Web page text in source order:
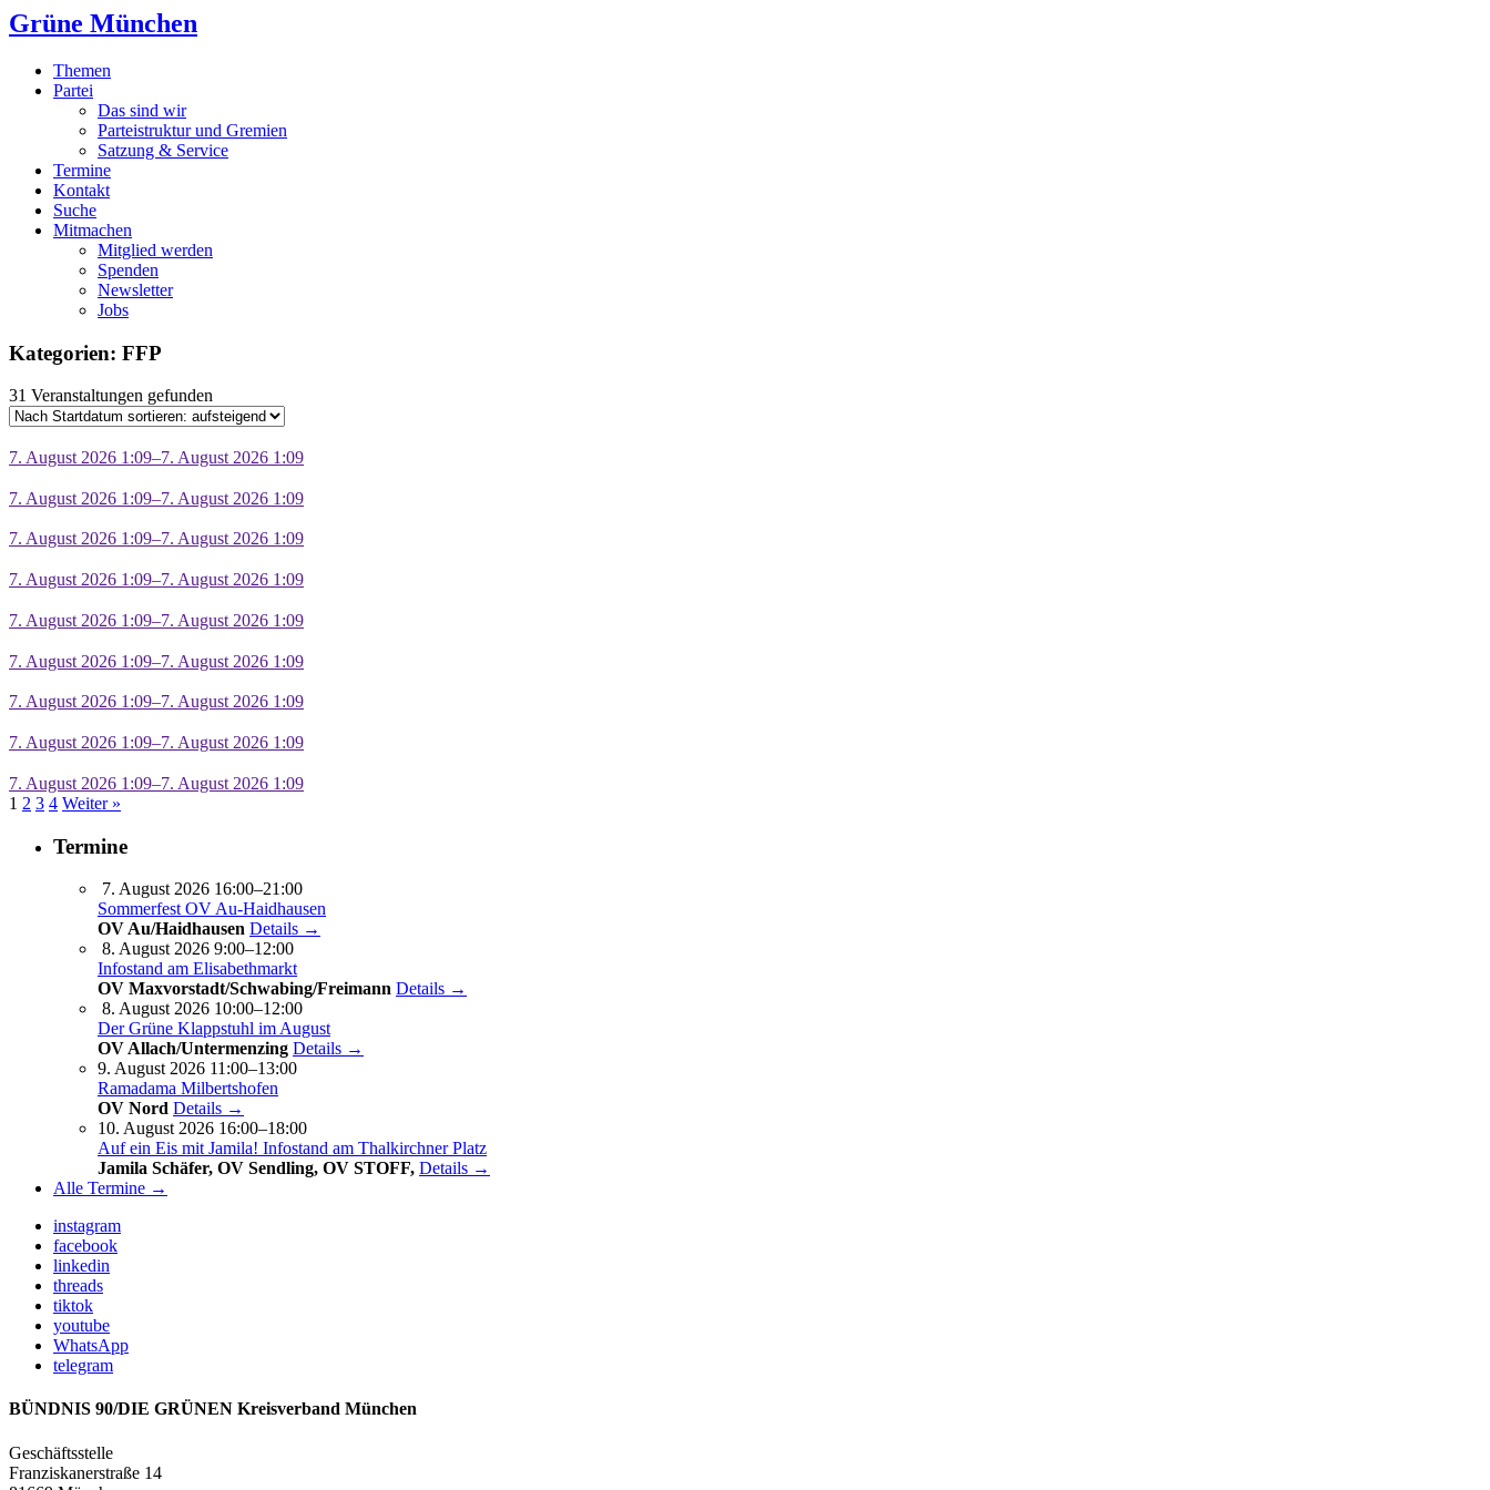
Grüne München
Themen
Partei
Das sind wir
Parteistruktur und Gremien
Satzung & Service
Termine
Kontakt
Suche
Mitmachen
Mitglied werden
Spenden
Newsletter
Jobs
Kategorien: FFP
31 Veranstaltungen gefunden
7. August 2026 1:09–7. August 2026 1:09
7. August 2026 1:09–7. August 2026 1:09
7. August 2026 1:09–7. August 2026 1:09
7. August 2026 1:09–7. August 2026 1:09
7. August 2026 1:09–7. August 2026 1:09
7. August 2026 1:09–7. August 2026 1:09
7. August 2026 1:09–7. August 2026 1:09
7. August 2026 1:09–7. August 2026 1:09
7. August 2026 1:09–7. August 2026 1:09
1 2 3 4 Weiter »
Termine
7. August 2026 16:00–21:00
Sommerfest OV Au-Haidhausen
OV Au/Haidhausen Details →
8. August 2026 9:00–12:00
Infostand am Elisabethmarkt
OV Maxvorstadt/Schwabing/Freimann Details →
8. August 2026 10:00–12:00
Der Grüne Klappstuhl im August
OV Allach/Untermenzing Details →
9. August 2026 11:00–13:00
Ramadama Milbertshofen
OV Nord Details →
10. August 2026 16:00–18:00
Auf ein Eis mit Jamila! Infostand am Thalkirchner Platz
Jamila Schäfer, OV Sendling, OV STOFF, Details →
Alle Termine →
instagram
facebook
linkedin
threads
tiktok
youtube
WhatsApp
telegram
BÜNDNIS 90/DIE GRÜNEN Kreisverband München
Geschäftsstelle
Franziskanerstraße 14